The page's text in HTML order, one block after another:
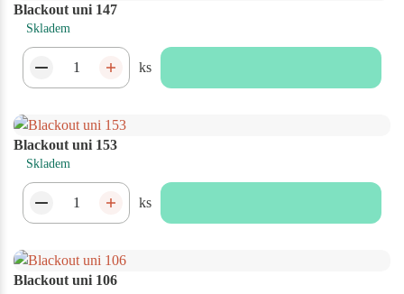
Blackout uni 147
Skladem
ks
Blackout uni 153
Skladem
ks
Blackout uni 106